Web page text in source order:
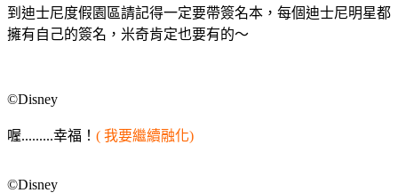
到迪士尼度假園區請記得一定要帶簽名本，每個迪士尼明星都
擁有自己的簽名，米奇肯定也要有的～
©Disney
喔.........幸福！ ( 我要繼續融化)
©Disney